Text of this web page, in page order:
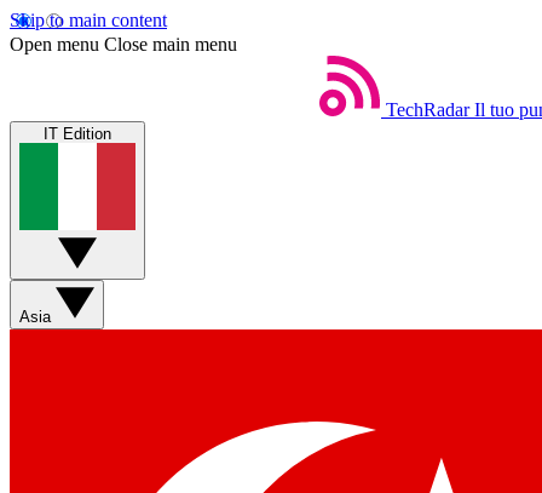
Skip to main content
Open menu Close main menu
TechRadar Il tuo
IT Edition
Asia